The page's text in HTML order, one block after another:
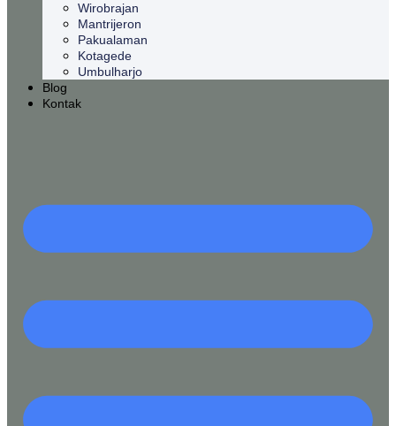
Wirobrajan
Mantrijeron
Pakualaman
Kotagede
Umbulharjo
Blog
Kontak